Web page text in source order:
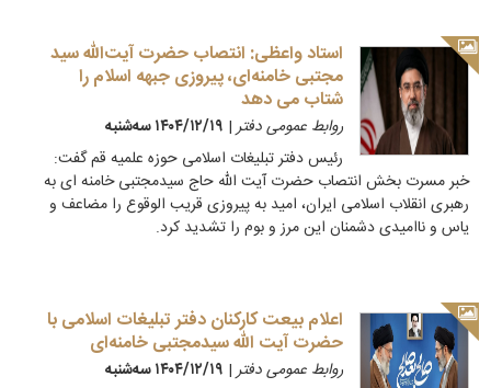
استاد واعظی: انتصاب حضرت آیت‌الله سید
مجتبی خامنه‌ای، پیروزی جبهه اسلام را
شتاب می دهد
روابط عمومی دفتر| ۱۴۰۴/۱۲/۱۹ سه‌شنبه
رئیس دفتر تبلیغات اسلامی حوزه علمیه قم گفت:
خبر مسرت بخش انتصاب حضرت آیت الله حاج سیدمجتبی خامنه ای به
رهبری انقلاب اسلامی ایران، امید به پیروزی قریب الوقوع را مضاعف و
یاس و ناامیدی دشمنان این مرز و بوم را تشدید کرد.
اعلام بیعت کارکنان دفتر تبلیغات اسلامی با
حضرت آیت الله سیدمجتبی خامنه‌ای
روابط عمومی دفتر| ۱۴۰۴/۱۲/۱۹ سه‌شنبه